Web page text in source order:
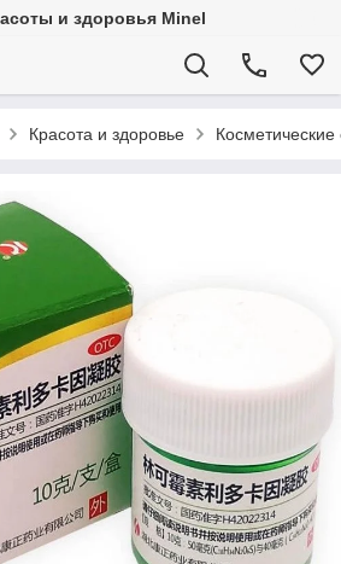
и здоровья Minel
Красота и здоровье Косметические